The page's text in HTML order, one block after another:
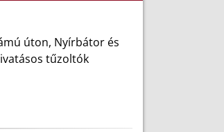
úton, Nyírbátor és
tűzoltók